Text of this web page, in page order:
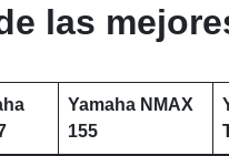
las
Yamaha NMAX
155